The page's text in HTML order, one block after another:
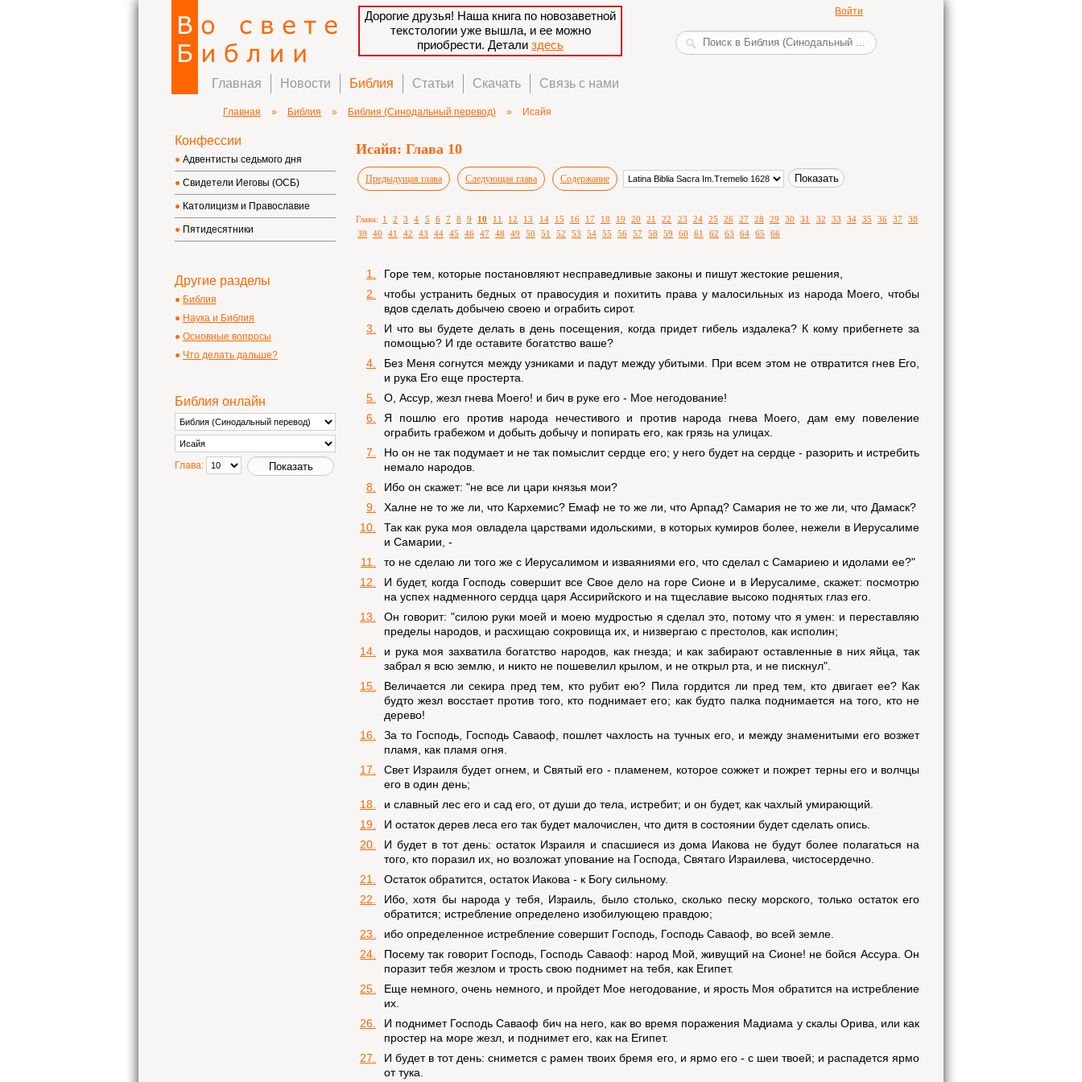
Дорогие друзья! Наша книга по новозаветной
текстологии уже вышла, и ее можно
приобрести. Детали здесь
Войти
Главная Новости Библия Статьи Скачать Связь с нами
Главная » Библия » Библия (Синодальный перевод) » Исайя
Исайя: Глава 10
Предыдущая глава Следующая глава Содержание
Глава: 1 2 3 4 5 6 7 8 9 10 11 12 13 14 15 16 17 18 19 20 21 22 23 24 25 26 27 28 29 30 31 32 33 34 35 36 37 38
39
40 41 42 43 44 45 46 47 48 49 50 51 52 53 54 55 56 57 58 59 60 61 62 63 64 65 66
1.
Горе тем, которые постановляют несправедливые законы и пишут жестокие решения,
2.
чтобы устранить бедных от правосудия и похитить права у малосильных из народа Моего, чтобы
вдов сделать добычею своею и ограбить сирот.
3.
И что вы будете делать в день посещения, когда придет гибель издалека? К кому прибегнете за
помощью? И где оставите богатство ваше?
4.
Без Меня согнутся между узниками и падут между убитыми. При всем этом не отвратится гнев Его,
и рука Его еще простерта.
5.
О, Ассур, жезл гнева Моего! и бич в руке его - Мое негодование!
6.
Я пошлю его против народа нечестивого и против народа гнева Моего, дам ему повеление
ограбить грабежом и добыть добычу и попирать его, как грязь на улицах.
7.
Но он не так подумает и не так помыслит сердце его; у него будет на сердце - разорить и истребить
немало народов.
8.
Ибо он скажет: "не все ли цари князья мои?
9.
Халне не то же ли, что Кархемис? Емаф не то же ли, что Арпад? Самария не то же ли, что Дамаск?
10.
Так как рука моя овладела царствами идольскими, в которых кумиров более, нежели в Иерусалиме
и Самарии, -
11.
то не сделаю ли того же с Иерусалимом и изваяниями его, что сделал с Самариею и идолами ее?"
12.
И будет, когда Господь совершит все Свое дело на горе Сионе и в Иерусалиме, скажет: посмотрю
на успех надменного сердца царя Ассирийского и на тщеславие высоко поднятых глаз его.
13.
Он говорит: "силою руки моей и моею мудростью я сделал это, потому что я умен: и переставляю
пределы народов, и расхищаю сокровища их, и низвергаю с престолов, как исполин;
14.
и рука моя захватила богатство народов, как гнезда; и как забирают оставленные в них яйца, так
забрал я всю землю, и никто не пошевелил крылом, и не открыл рта, и не пискнул".
15.
Величается ли секира пред тем, кто рубит ею? Пила гордится ли пред тем, кто двигает ее? Как
будто жезл восстает против того, кто поднимает его; как будто палка поднимается на того, кто не
дерево!
16.
За то Господь, Господь Саваоф, пошлет чахлость на тучных его, и между знаменитыми его возжет
пламя, как пламя огня.
17.
Свет Израиля будет огнем, и Святый его - пламенем, которое сожжет и пожрет терны его и волчцы
его в один день;
18.
и славный лес его и сад его, от души до тела, истребит; и он будет, как чахлый умирающий.
19.
И остаток дерев леса его так будет малочислен, что дитя в состоянии будет сделать опись.
20.
И будет в тот день: остаток Израиля и спасшиеся из дома Иакова не будут более полагаться на
того, кто поразил их, но возложат упование на Господа, Святаго Израилева, чистосердечно.
21.
Остаток обратится, остаток Иакова - к Богу сильному.
22.
Ибо, хотя бы народа у тебя, Израиль, было столько, сколько песку морского, только остаток его
обратится; истребление определено изобилующею правдою;
23.
ибо определенное истребление совершит Господь, Господь Саваоф, во всей земле.
24.
Посему так говорит Господь, Господь Саваоф: народ Мой, живущий на Сионе! не бойся Ассура. Он
поразит тебя жезлом и трость свою поднимет на тебя, как Египет.
25.
Еще немного, очень немного, и пройдет Мое негодование, и ярость Моя обратится на истребление
их.
26.
И поднимет Господь Саваоф бич на него, как во время поражения Мадиама у скалы Орива, или как
простер на море жезл, и поднимет его, как на Египет.
27.
И будет в тот день: снимется с рамен твоих бремя его, и ярмо его - с шеи твоей; и распадется ярмо
от тука.
Конфессии
Адвентисты седьмого дня
Свидетели Иеговы (ОСБ)
Католицизм и Православие
Пятидесятники
Другие разделы
Библия
Наука и Библия
Основные вопросы
Что делать дальше?
Библия онлайн
Глава: